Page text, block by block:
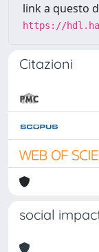
link a questo
https://
Citazioni
social